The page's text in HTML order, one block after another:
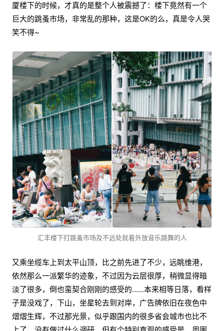
厦楼下的时候，才真的是整个人被震撼了：楼下竟然有一个
巨大的跳蚤市场，非常乱的那种，这是OK的么，真是令人哭
笑不得~
汇丰楼下打跳蚤市场及不远处就着外放音乐跳舞的人
又乘坐缆车上到太平山顶，比之前先进了不少，远眺维港，
依然那么一派繁华的迹象，不过因为云层很厚，稍微显得暗
淡了很多，倒也蛮契合刚刚的感受的……本来相等日落，看样
子是没戏了，下山，坐星轮去到对岸，广告牌依旧在夜色中
熠熠生辉，不过那光景，似乎跟国内的很多省会城市也比不